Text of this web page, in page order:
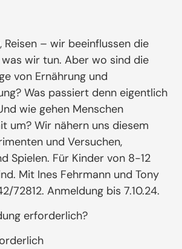
Reisen – wir beeinflussen die
wir tun. Aber wo sind die
von Ernährung und
Was passiert denn eigentlich
wie gehen Menschen
um? Wir nähern uns diesem
und Versuchen,
Spielen. Für Kinder von 8-12
Mit Ines Fehrmann und Tony
72812. Anmeldung bis 7.10.24.
erforderlich?